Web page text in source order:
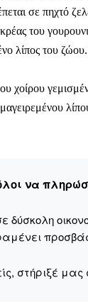
Αν
σε πηχτό
του
λίπος του
χοίρου
μαγειρεμένου
να
δύσκολη
στήριξέ μας